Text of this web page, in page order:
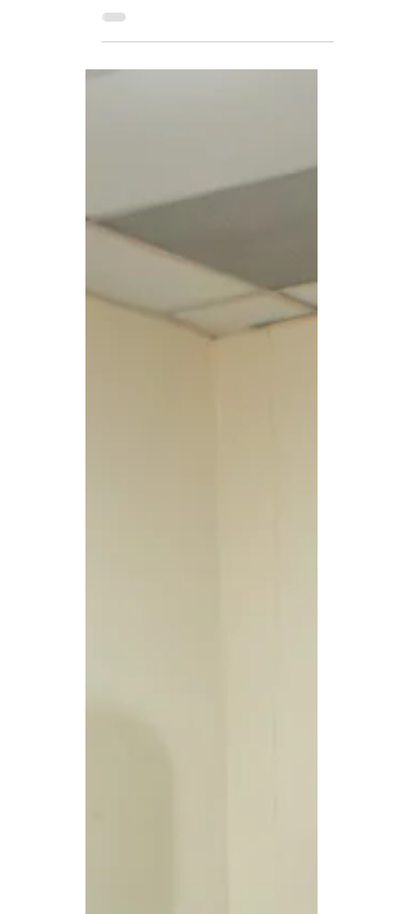
El Gobierno de San Miguel de
Allende fortalecerá el rastro
ambiental. La decisión se tomó
luego de que se detectara una falla
en una parte del sistema que
permitía el tratamiento de sangre
generada en las actividades del
rastro. Ante esta situación, el
Municipio estableció un
mecanismo inmediato de